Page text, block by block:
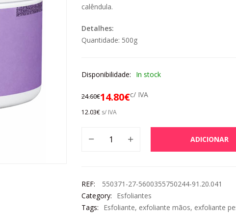
calêndula.
Detalhes:
Quantidade: 500g
Disponibilidade: In stock
24.60€14.80€c/ IVA
12.03€ s/ IVA
ADICIONAR
REF:
550371-27-5600355750244-91.20.041
Category:
Esfoliantes
Tags:
Esfoliante, exfoliante mãos, exfoliante